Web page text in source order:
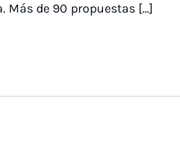
Más de 90 propuestas […]